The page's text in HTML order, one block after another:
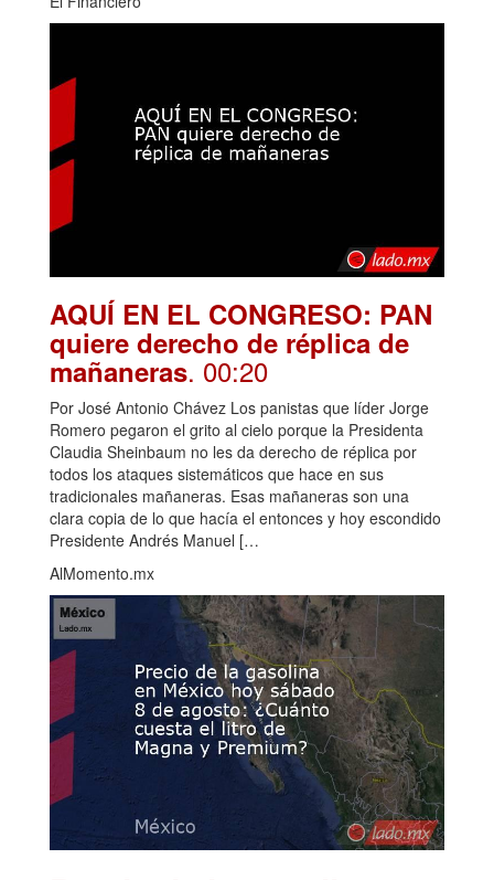
AQUÍ EN EL CONGRESO: PAN
quiere derecho de réplica de
mañaneras. 00:20
Por José Antonio Chávez Los panistas que líder Jorge
Romero pegaron el grito al cielo porque la Presidenta
Claudia Sheinbaum no les da derecho de réplica por
todos los ataques sistemáticos que hace en sus
tradicionales mañaneras. Esas mañaneras son una
clara copia de lo que hacía el entonces y hoy escondido
Presidente Andrés Manuel […
AlMomento.mx